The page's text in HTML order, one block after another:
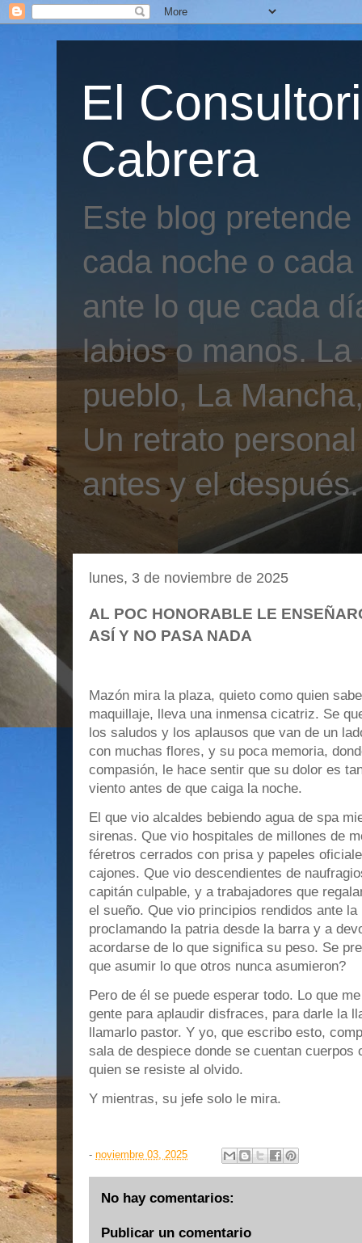
El
Cabrera
Este blog
cada noche o
ante lo que cada
labios o manos.
pueblo, La
Un retrato
antes y el después.
lunes, 3 de noviembre de 2025
AL POC HONORABLE LE
ASÍ Y NO PASA NADA
Mazón mira la plaza, quieto como quien
maquillaje, lleva una inmensa cicatriz. Se
los saludos y los aplausos que van de un
con muchas flores, y su poca memoria,
compasión, le hace sentir que su dolor es
viento antes de que caiga la noche.
El que vio alcaldes bebiendo agua de spa
sirenas. Que vio hospitales de millones de
féretros cerrados con prisa y papeles
cajones. Que vio descendientes de
capitán culpable, y a trabajadores que
el sueño. Que vio principios rendidos ante
proclamando la patria desde la barra y a
acordarse de lo que significa su peso. Se
que asumir lo que otros nunca asumieron?
Pero de él se puede esperar todo. Lo que
gente para aplaudir disfraces, para darle la
llamarlo pastor. Y yo, que escribo esto,
sala de despiece donde se cuentan cuerpos
quien se resiste al olvido.
Y mientras, su jefe solo le mira.
- noviembre 03, 2025
No hay comentarios:
Publicar un comentario